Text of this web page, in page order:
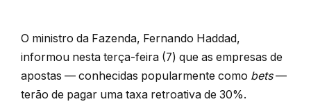
O ministro da Fazenda, Fernando Haddad,
informou nesta terça-feira (7) que as empresas de
apostas — conhecidas popularmente como bets—
terão de pagar uma taxa retroativa de 30%.